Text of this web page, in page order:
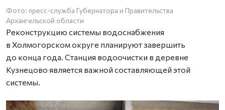
Фото: пресс-служба Губернатора и Правительства
Архангельской области
Реконструкцию системы водоснабжения
в Холмогорском округе планируют завершить
до конца года. Станция водоочистки в деревне
Кузнецово является важной составляющей этой
системы.